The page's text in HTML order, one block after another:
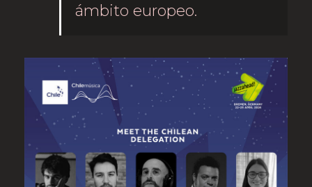
ámbito europeo.